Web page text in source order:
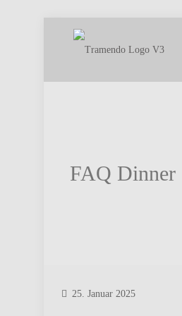
FAQ Dinner
25. Januar 2025